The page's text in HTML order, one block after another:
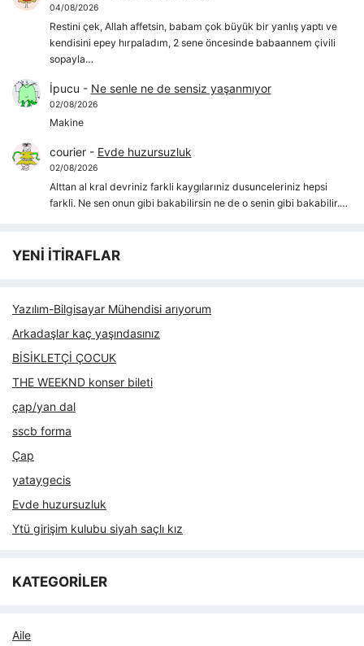
04/08/2026
Restini çek, Allah affetsin, babam çok büyük bir yanlış yaptı ve
kendisini epey hırpaladım, 2 sene öncesinde babaannem çivili
sopayla…
İpucu - Ne senle ne de sensiz yaşanmıyor
02/08/2026
Makine
courier- Evde huzursuzluk
02/08/2026
Alttan al kral devriniz farkli kaygılarıniz dusunceleriniz hepsi
farkli. Ne sen onun gibi bakabilirsin ne de o senin gibi bakabilir.…
YENİ İTİRAFLAR
Yazılım-Bilgisayar Mühendisi arıyorum
Arkadaşlar kaç yaşındasınız
BİSİKLETÇİ ÇOCUK
THE WEEKND konser bileti
çap/yan dal
sscb forma
Çap
yataygecis
Evde huzursuzluk
Ytü girişim kulubu siyah saçlı kız
KATEGORİLER
Aile